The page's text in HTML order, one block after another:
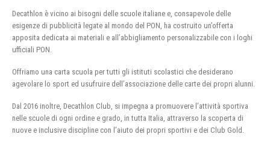
Decathlon è vicino ai bisogni delle scuole italiane e, consapevole delle
esigenze di pubblicità legate al mondo del PON, ha costruito un’offerta
apposita dedicata ai materiali e all’abbigliamento personalizzabile con i loghi
ufficiali PON.
Offriamo una carta scuola per tutti gli istituti scolastici che desiderano
agevolare lo sport ed usufruire dell’associazione delle carte dei propri alunni.
Dal 2016 inoltre, Decathlon Club, si impegna a promuovere l’attività sportiva
nelle scuole di ogni ordine e grado, in tutta Italia, attraverso la scoperta di
nuove e inclusive discipline con l’aiuto dei propri sportivi e dei Club Gold.